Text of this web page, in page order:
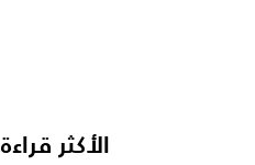
الأكثر قراءة